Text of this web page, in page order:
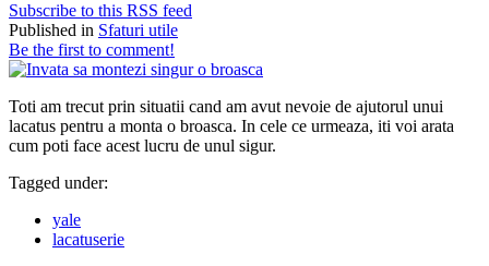
Subscribe to this RSS feed
Published in Sfaturi utile
Be the first to comment!
Toti am trecut prin situatii cand am avut nevoie de ajutorul unui
lacatus pentru a monta o broasca. In cele ce urmeaza, iti voi arata
cum poti face acest lucru de unul sigur.
Tagged under:
yale
lacatuserie